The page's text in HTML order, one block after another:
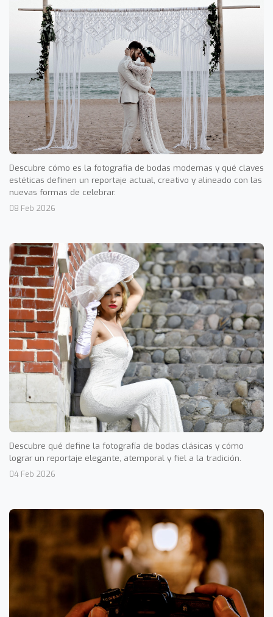
Descubre cómo es la fotografía de bodas modernas y qué claves
estéticas definen un reportaje actual, creativo y alineado con las
nuevas formas de celebrar.
08 Feb 2026
Descubre qué define la fotografía de bodas clásicas y cómo
lograr un reportaje elegante, atemporal y fiel a la tradición.
04 Feb 2026